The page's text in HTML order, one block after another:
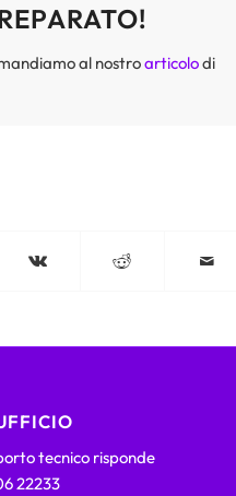
al nostroarticolodi
tecnico risponde
22233